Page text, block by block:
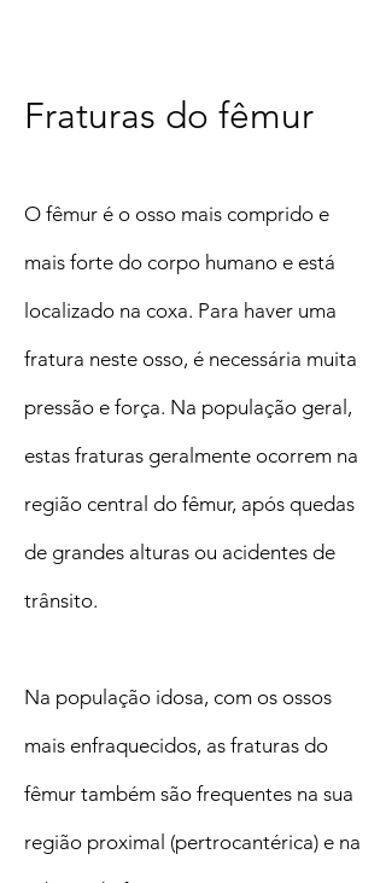
Fraturas do fêmur
O fêmur é o osso mais comprido e
mais forte do corpo humano e está
localizado na coxa. Para haver uma
fratura neste osso, é necessária muita
pressão e força. Na população geral,
estas fraturas geralmente ocorrem na
região central do fêmur, após quedas
de grandes alturas ou acidentes de
trânsito.
Na população idosa, com os ossos
mais enfraquecidos, as fraturas do
fêmur também são frequentes na sua
região proximal (pertrocantérica) e na